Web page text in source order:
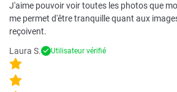
J'aime pouvoir voir toutes les photos que
me permet d'être tranquille quant aux
reçoivent.
Laura S.
Utilisateur vérifié